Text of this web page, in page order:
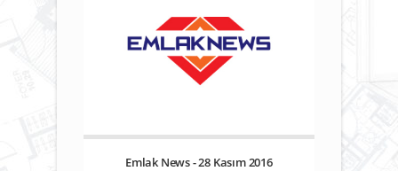
Emlak News - 28 Kasım 2016